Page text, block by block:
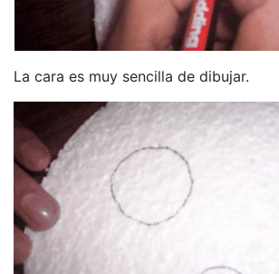
La cara es muy sencilla de dibujar.